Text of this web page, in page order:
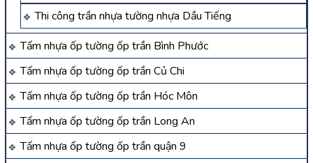
Thi công trần nhựa tường nhựa Dầu Tiếng
Tấm nhựa ốp tường ốp trần Bình Phước
Tấm nhựa ốp tường ốp trần Củ Chi
Tấm nhựa ốp tường ốp trần Hóc Môn
Tấm nhựa ốp tường ốp trần Long An
Tấm nhựa ốp tường ốp trần quận 9